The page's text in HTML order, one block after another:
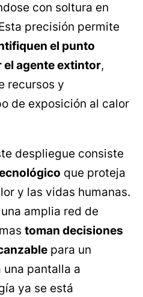
con soltura en
precisión permite
el punto
el agente extintor,
recursos y
de exposición al calor
despliegue consiste
que proteja
y las vidas humanas.
amplia red de
toman decisiones
para un
pantalla a
ya se está